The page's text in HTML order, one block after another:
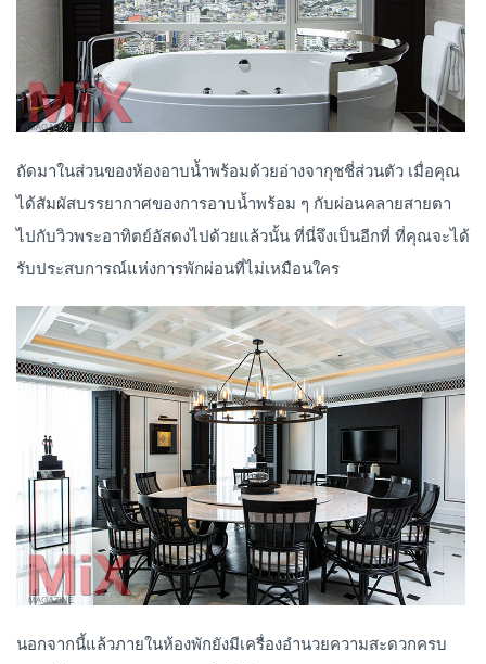
ถัดมาในส่วนของห้องอาบน้ำพร้อมด้วยอ่างจากุชชี่ส่วนตัว เมื่อคุณ
ได้สัมผัสบรรยากาศของการอาบน้ำพร้อม ๆ กับผ่อนคลายสายตา
ไปกับวิวพระอาทิตย์อัสดงไปด้วยแล้วนั้น ที่นี่จึงเป็นอีกที่ ที่คุณจะได้
รับประสบการณ์แห่งการพักผ่อนที่ไม่เหมือนใคร
นอกจากนี้แล้วภายในห้องพักยังมีเครื่องอำนวยความสะดวกครบ